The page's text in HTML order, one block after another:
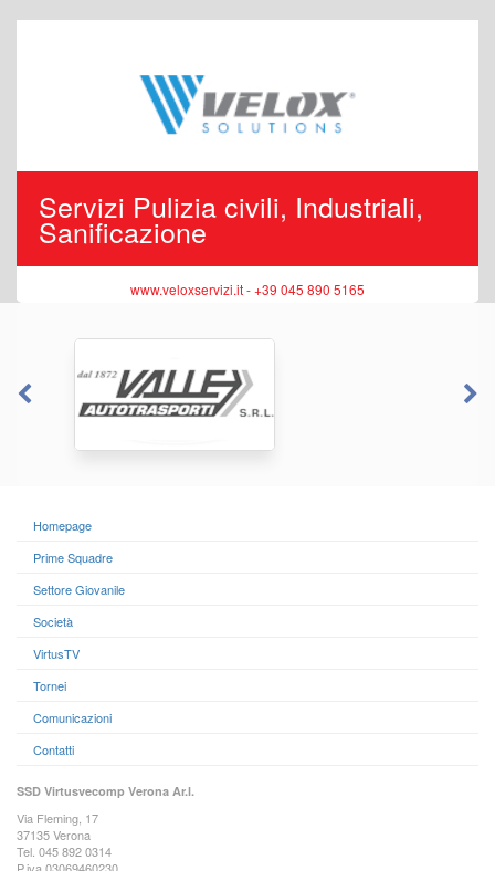
Servizi Pulizia civili, Industriali,
Sanificazione
www.veloxservizi.it - +39 045 890 5165
Homepage
Prime Squadre
Settore Giovanile
Società
VirtusTV
Tornei
Comunicazioni
Contatti
SSD Virtusvecomp Verona Ar.l.
Via Fleming, 17
37135 Verona
Tel. 045 892 0314